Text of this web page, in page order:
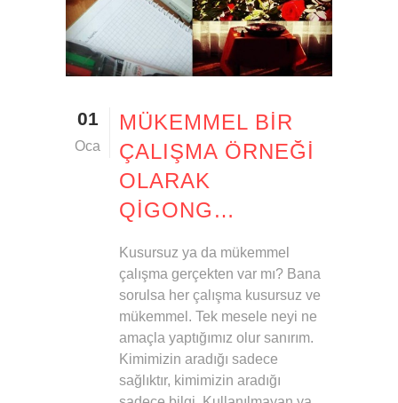
01
Oca
MÜKEMMEL BIR
ÇALIŞMA ÖRNEĞI
OLARAK
QIGONG…
Kusursuz ya da mükemmel
çalışma gerçekten var mı? Bana
sorulsa her çalışma kusursuz ve
mükemmel. Tek mesele neyi ne
amaçla yaptığımız olur sanırım.
Kimimizin aradığı sadece
sağlıktır, kimimizin aradığı